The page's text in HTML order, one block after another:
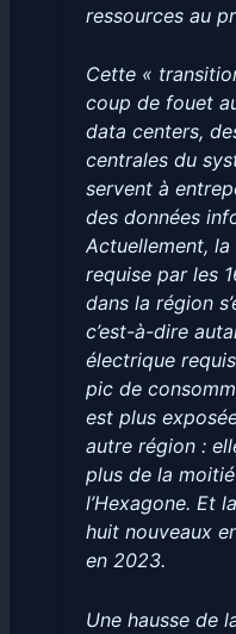
ressources au
Cette «
coup de fouet
data centers,
centrales du
servent à
des données
Actuellement,
requise par les
dans la région
c’est-à-dire
électrique
pic de
est plus
autre région :
plus de la
l’Hexagone. Et
huit nouveaux
en 2023.
Une hausse de